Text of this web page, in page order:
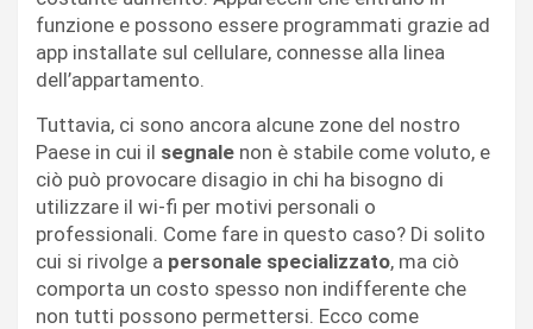
funzione e possono essere programmati grazie ad
app installate sul cellulare, connesse alla linea
dell’appartamento.
Tuttavia, ci sono ancora alcune zone del nostro
Paese in cui il segnale non è stabile come voluto, e
ciò può provocare disagio in chi ha bisogno di
utilizzare il wi-fi per motivi personali o
professionali. Come fare in questo caso? Di solito
cui si rivolge a personale specializzato, ma ciò
comporta un costo spesso non indifferente che
non tutti possono permettersi. Ecco come